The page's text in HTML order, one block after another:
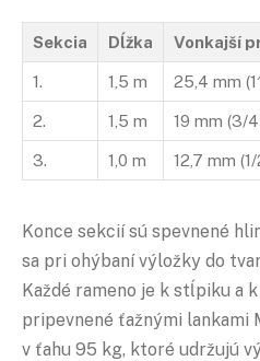
Sekcia Dĺžka Vonkajší
1. 1,5 m 25,4 mm
2. 1,5 m 19 mm (3/
3. 1,0 m 12,7 mm (1/
Konce sekcií sú spevnené
sa pri ohýbaní výložky do
Každé rameno je k stĺpiku a
pripevnené ťažnými lankami
v ťahu 95 kg, ktoré udržujú